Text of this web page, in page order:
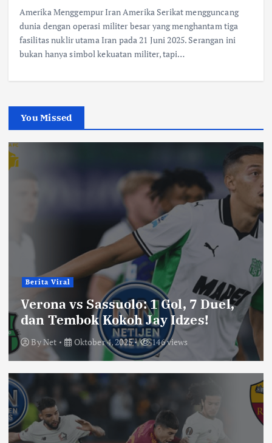
Amerika Menggempur Iran Amerika Serikat mengguncang
dunia dengan operasi militer besar yang menghantam tiga
fasilitas nuklir utama Iran pada 21 Juni 2025. Serangan ini
bukan hanya simbol kekuatan militer, tapi…
You Missed
Berita Viral
Verona vs Sassuolo: 1 Gol, 7 Duel,
dan Tembok Kokoh Jay Idzes!
ByNet Oktober 4, 2025 146 views